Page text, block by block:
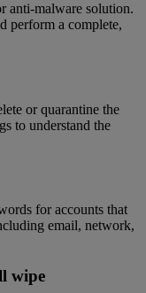
anti-malware solution.
perform a complete,
or quarantine the
to understand the
for accounts that
email, network,
wipe